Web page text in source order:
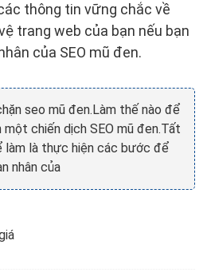
thông tin vững chắc về
trang web của bạn nếu bạn
của SEO mũ đen.
seo mũ đen.Làm thế nào để
một chiến dịch SEO mũ đen.Tất
làm là thực hiện các bước để
nhân của